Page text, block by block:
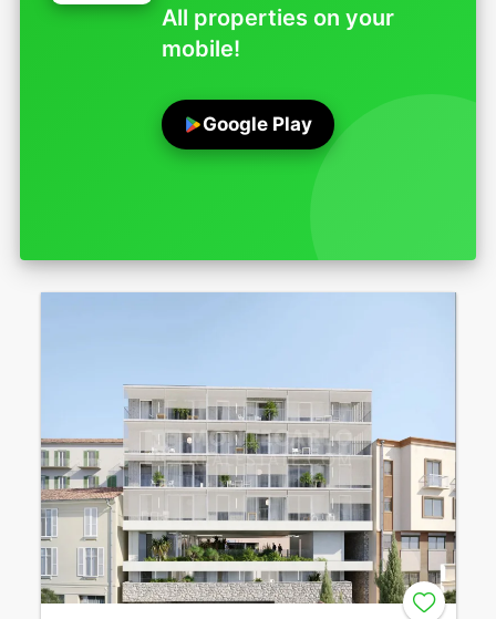
All properties on your
mobile!
Google Play